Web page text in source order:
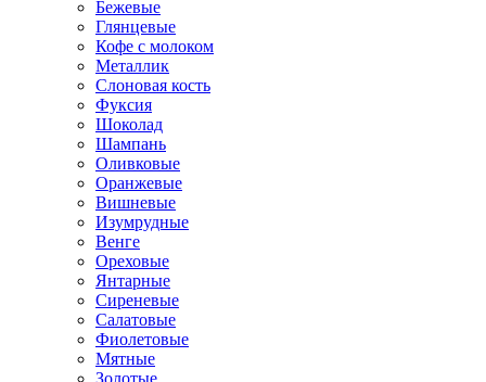
Бежевые
Глянцевые
Кофе с молоком
Металлик
Слоновая кость
Фуксия
Шоколад
Шампань
Оливковые
Оранжевые
Вишневые
Изумрудные
Венге
Ореховые
Янтарные
Сиреневые
Салатовые
Фиолетовые
Мятные
Золотые